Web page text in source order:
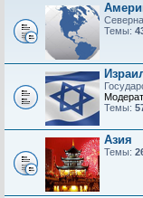
Темы:
Темы:
Азия
Темы: